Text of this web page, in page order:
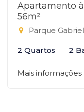
Apartamento
56m²
Parque
2 Quartos 2
Mais informações